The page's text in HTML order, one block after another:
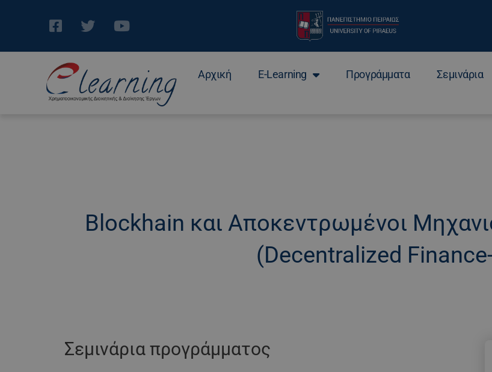
Αρχική E-Learning Προγράμματα Σεμινάρια
Blockhain και Αποκεντρωμένοι
(Decentralized
Σεμινάρια προγράμματος